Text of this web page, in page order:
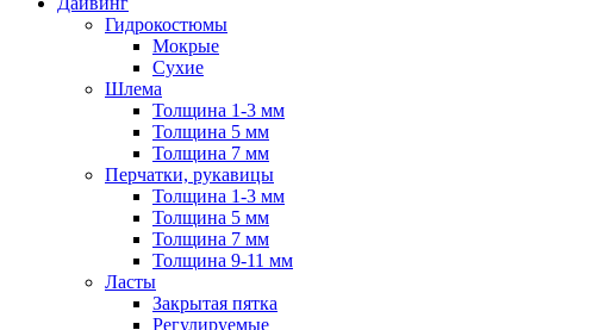
Гидрокостюмы
Мокрые
Сухие
Шлема
Толщина 1-3 мм
Толщина 5 мм
Толщина 7 мм
Перчатки, рукавицы
Толщина 1-3 мм
Толщина 5 мм
Толщина 7 мм
Толщина 9-11 мм
Ласты
Закрытая пятка
Регулируемые